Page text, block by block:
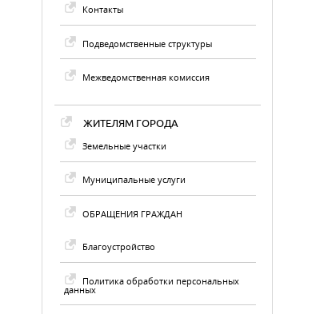
Контакты
Подведомственные структуры
Межведомственная комиссия
ЖИТЕЛЯМ ГОРОДА
Земельные участки
Муниципальные услуги
ОБРАЩЕНИЯ ГРАЖДАН
Благоустройство
Политика обработки персональных
данных